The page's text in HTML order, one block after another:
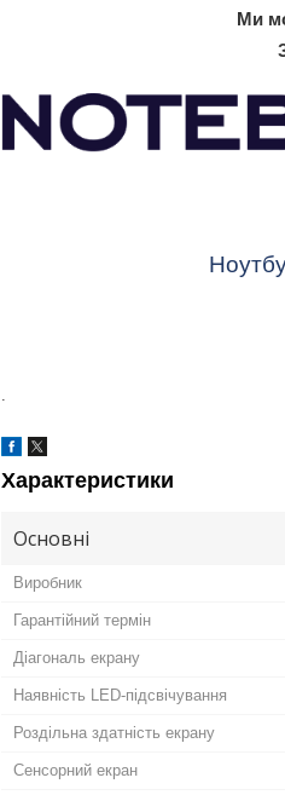
Ми
.
Характеристики
Основні
Виробник
Гарантійний термін
Діагональ екрану
Наявність LED-підсвічування
Роздільна здатність екрану
Сенсорний екран